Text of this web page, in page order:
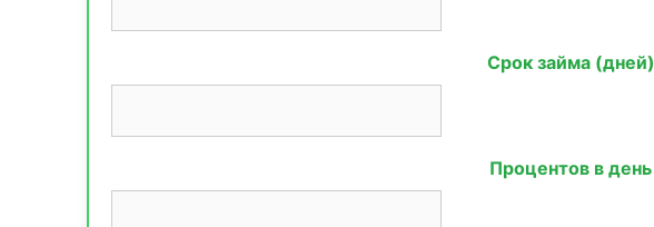
Срок займа (дней)
Процентов в день